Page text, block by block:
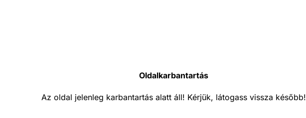
Oldalkarbantartás
Az oldal jelenleg karbantartás alatt áll! Kérjük, látogass vissza később!